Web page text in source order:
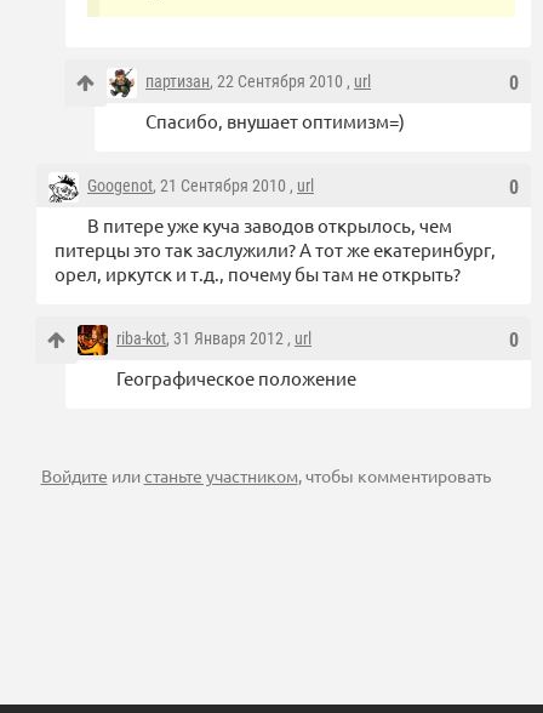
0
партизан, 22 Сентября 2010 , url
Спасибо, внушает оптимизм=)
0
Googenot, 21 Сентября 2010 , url
В питере уже куча заводов открылось, чем
питерцы это так заслужили? А тот же екатеринбург,
орел, иркутск и т.д., почему бы там не открыть?
0
riba-kot, 31 Января 2012 , url
Географическое положение
Войдите илистаньте участником, чтобы комментировать